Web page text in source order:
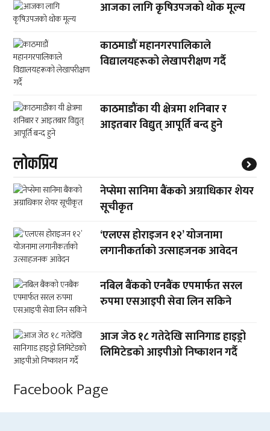
आजका लागि कृषिउपजको थोक मूल्य
काठमाडौं महानगरपालिकाले
विद्यालयहरूको लेखापरीक्षण गर्दै
काठमाडौंका यी क्षेत्रमा शनिबार र
आइतबार विद्युत् आपूर्ति बन्द हुने
लाेकप्रिय
नेप्सेमा सानिमा बैंकको अग्राधिकार शेयर
सूचीकृत
‘एलएस होराइजन १२’ योजनामा
लगानीकर्ताको उत्साहजनक आवेदन
नबिल बैंकको एनबैंक एपमार्फत सरल
रुपमा एसआइपी सेवा लिन सकिने
आज जेठ १८ गतेदेखि सानिगाड हाइड्रो
लिमिटेडको आइपीओ निष्काशन गर्दै
Facebook Page